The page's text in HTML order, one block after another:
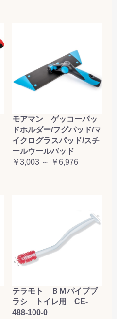
モアマン ゲッコーパッ
ドホルダー/フグパッド/マ
イクログラスパッド/スチ
ールウールバッド
￥3,003 ～ ￥6,976
テラモト ＢＭパイプブ
ラシ トイレ用 CE-
488-100-0